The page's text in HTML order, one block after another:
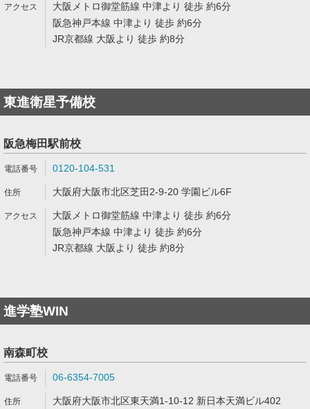
大阪メトロ御堂筋線 中津より 徒歩 約6分
阪急神戸本線 中津より 徒歩 約6分
JR京都線 大阪より 徒歩 約8分
東進衛星予備校
阪急梅田駅前校
0120-104-531
大阪府大阪市北区芝田2-9-20 学園ビル6F
大阪メトロ御堂筋線 中津より 徒歩 約6分
阪急神戸本線 中津より 徒歩 約6分
JR京都線 大阪より 徒歩 約8分
進学塾WIN
南森町校
06-6354-7005
大阪府大阪市北区東天満1-10-12 新日本天満ビル402